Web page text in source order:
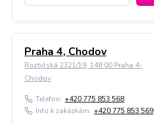
Praha 4, Chodov
Roztylská 2321/19, 148 00 Praha 4-
Chodov
Telefon: +420 775 853 568
Info k zakázkám: +420 775 853 569